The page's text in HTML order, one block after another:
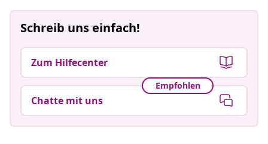
Schreib uns einfach!
Zum Hilfecenter
Empfohlen
Chatte mit uns